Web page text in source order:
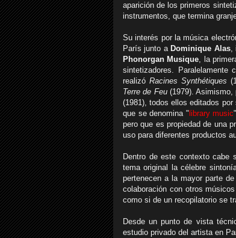
aparición de los primeros
instrumentos, que termina
Su interés por la música
París junto a Dominique Alas,
Phonorgan Musique, la
sintetizadores.
realizó Racines Synthétiques
Terre de Feu(1979). Asimismo,
(1981),todos ellos editados por
que se denomina " library music
pero que es propiedad de una
uso para diferentes productos
Dentro de este contexto cabe
tema original la célebre
pertenecen a la mayor parte
colaboración con otros
como si de un recopilatorio se
Desde un punto de vista
estudio privado del artista en